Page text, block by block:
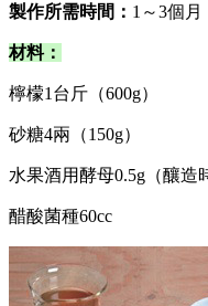
製作所需時間： 1～3個月
材料：
檸檬1台斤（600g）
砂糖4兩（150g）
水果酒用酵母0.5g（釀造
醋酸菌種60cc